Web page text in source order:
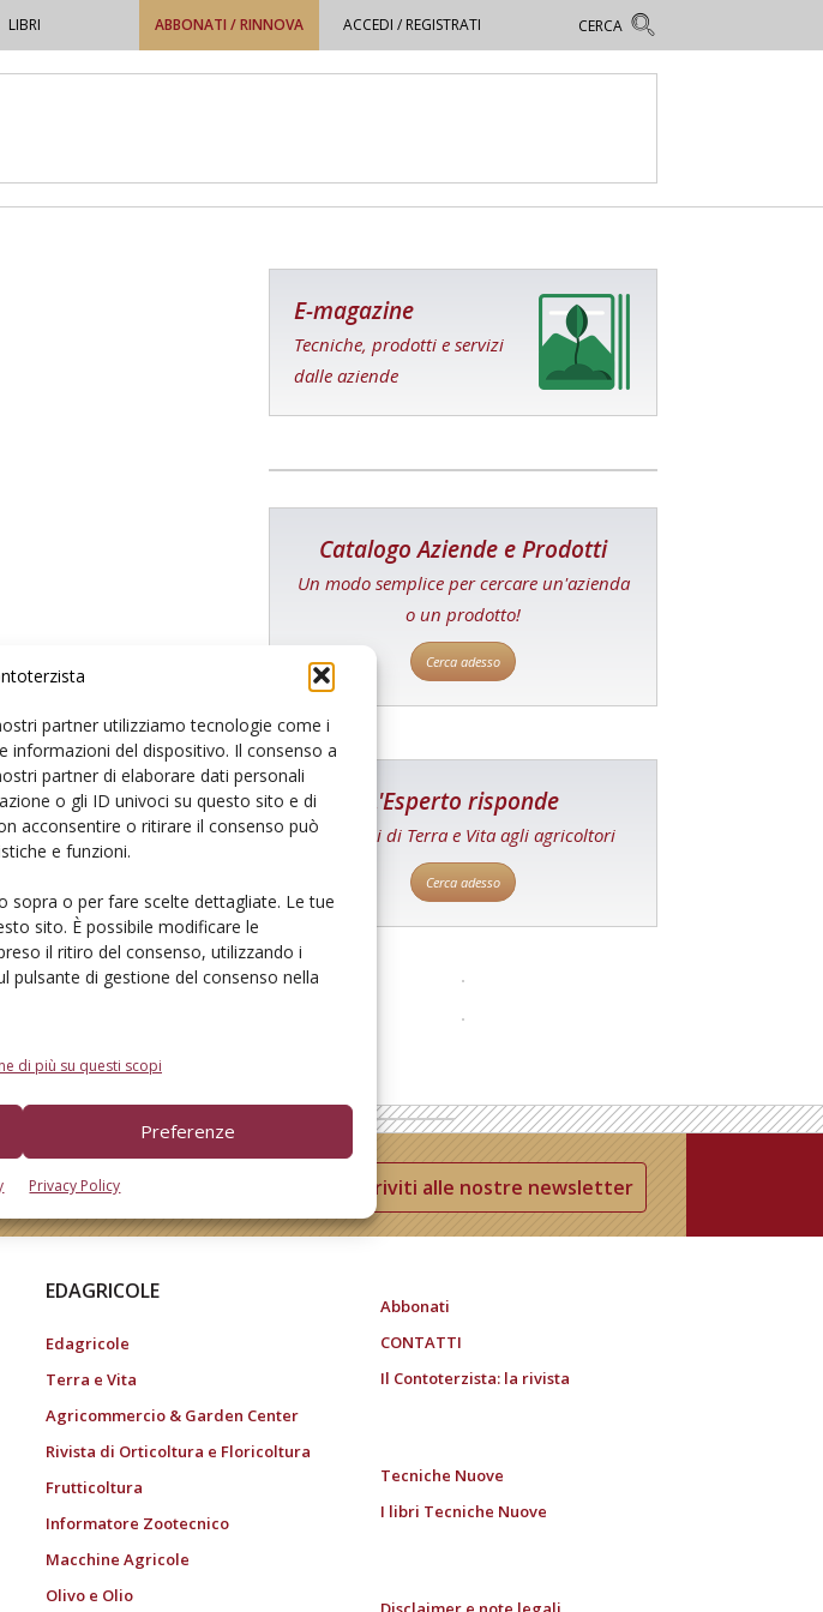
partner utilizziamo tecnologie come i
informazioni del dispositivo. Il consenso a
partner di elaborare dati personali
o gli ID univoci su questo sito e di
acconsentire o ritirare il consenso può
e funzioni.
sopra o per fare scelte dettagliate. Le tue
sito. È possibile modificare le
il ritiro del consenso, utilizzando i
pulsante di gestione del consenso nella
di più su questi scopi
Preferenze
Privacy Policy
LIBRI ABBONATI / RINNOVA ACCEDI / REGISTRATI
E-magazine
Tecniche, prodotti e servizi
dalle aziende
Catalogo Aziende e Prodotti
Un modo semplice per cercare un'azienda
o un prodotto!
Cerca adesso
L'Esperto risponde
I consigli di Terra e Vita agli agricoltori
Cerca adesso
Iscriviti alle nostre newsletter
EDAGRICOLE
Edagricole
Terra e Vita
Agricommercio & Garden Center
Rivista di Orticoltura e Floricoltura
Frutticoltura
Informatore Zootecnico
Macchine Agricole
Olivo e Olio
Abbonati
CONTATTI
Il Contoterzista: la rivista
Tecniche Nuove
I libri Tecniche Nuove